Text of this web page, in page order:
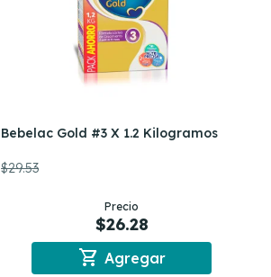
Bebelac Gold #3 X 1.2 Kilogramos
$29.53
Precio
$26.28
shopping_cart Agregar